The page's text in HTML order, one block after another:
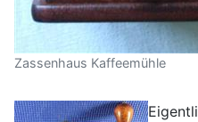
Zassenhaus Kaffeemühle